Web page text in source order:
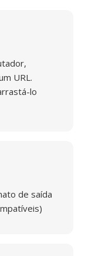
URL.
lo
de saída